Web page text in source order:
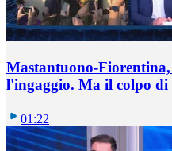
Mastantuono-Fiorentina,
l'ingaggio. Ma il colpo di
01:22